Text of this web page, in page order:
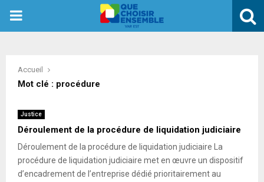
PRIMARY
Accueil
Mot clé : procédure
Justice
Déroulement de la procédure de liquidation judiciaire
Déroulement de la procédure de liquidation judiciaire La
procédure de liquidation judiciaire met en œuvre un dispositif
d’encadrement de l’entreprise dédié prioritairement au